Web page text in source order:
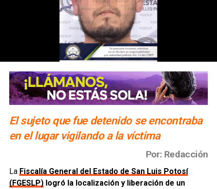
El sujeto que fue detenido se encontraba
en el lugar vigilando a la víctima
Por: Redacción
La Fiscalía General del Estado de San Luis Potosí
(FGESLP)logró la localización y liberación de un